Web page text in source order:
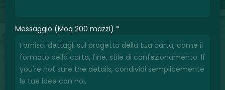
Messaggio (Moq 200 mazzi) *